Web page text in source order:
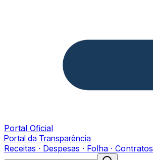
Portal Oficial
Portal da Transparência
Receitas · Despesas · Folha · Contratos